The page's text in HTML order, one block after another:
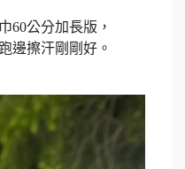
60公分加長版，
邊擦汗剛剛好。